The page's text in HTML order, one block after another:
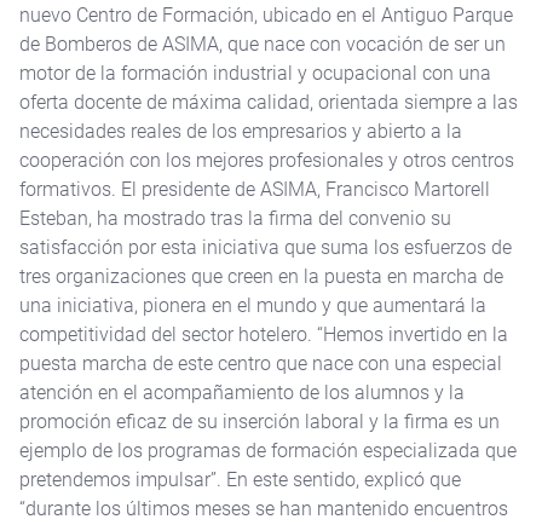
nuevo Centro de Formación, ubicado en el Antiguo Parque
de Bomberos de ASIMA, que nace con vocación de ser un
motor de la formación industrial y ocupacional con una
oferta docente de máxima calidad, orientada siempre a las
necesidades reales de los empresarios y abierto a la
cooperación con los mejores profesionales y otros centros
formativos. El presidente de ASIMA, Francisco Martorell
Esteban, ha mostrado tras la firma del convenio su
satisfacción por esta iniciativa que suma los esfuerzos de
tres organizaciones que creen en la puesta en marcha de
una iniciativa, pionera en el mundo y que aumentará la
competitividad del sector hotelero. “Hemos invertido en la
puesta marcha de este centro que nace con una especial
atención en el acompañamiento de los alumnos y la
promoción eficaz de su inserción laboral y la firma es un
ejemplo de los programas de formación especializada que
pretendemos impulsar”. En este sentido, explicó que
“durante los últimos meses se han mantenido encuentros